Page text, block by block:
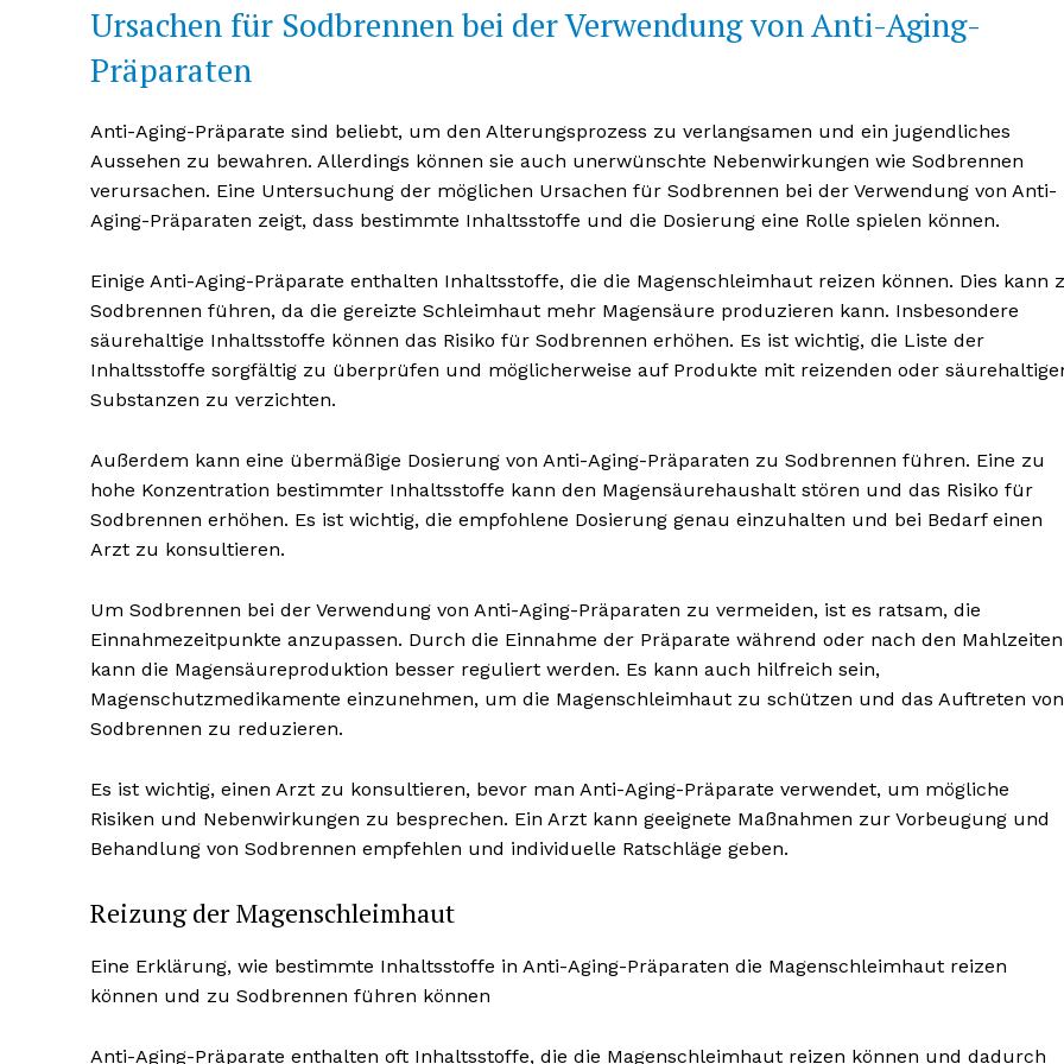
Ursachen für Sodbrennen bei der Verwendung von Anti-Aging-
Präparaten
Anti-Aging-Präparate sind beliebt, um den Alterungsprozess zu verlangsamen und ein jugendliches
Aussehen zu bewahren. Allerdings können sie auch unerwünschte Nebenwirkungen wie Sodbrennen
verursachen. Eine Untersuchung der möglichen Ursachen für Sodbrennen bei der Verwendung von Anti-
Aging-Präparaten zeigt, dass bestimmte Inhaltsstoffe und die Dosierung eine Rolle spielen können.
Einige Anti-Aging-Präparate enthalten Inhaltsstoffe, die die Magenschleimhaut reizen können. Dies kann
Sodbrennen führen, da die gereizte Schleimhaut mehr Magensäure produzieren kann. Insbesondere
säurehaltige Inhaltsstoffe können das Risiko für Sodbrennen erhöhen. Es ist wichtig, die Liste der
Inhaltsstoffe sorgfältig zu überprüfen und möglicherweise auf Produkte mit reizenden oder
Substanzen zu verzichten.
Außerdem kann eine übermäßige Dosierung von Anti-Aging-Präparaten zu Sodbrennen führen. Eine zu
hohe Konzentration bestimmter Inhaltsstoffe kann den Magensäurehaushalt stören und das Risiko für
Sodbrennen erhöhen. Es ist wichtig, die empfohlene Dosierung genau einzuhalten und bei Bedarf einen
Arzt zu konsultieren.
Um Sodbrennen bei der Verwendung von Anti-Aging-Präparaten zu vermeiden, ist es ratsam, die
Einnahmezeitpunkte anzupassen. Durch die Einnahme der Präparate während oder nach den Mahlzeiten
kann die Magensäureproduktion besser reguliert werden. Es kann auch hilfreich sein,
Magenschutzmedikamente einzunehmen, um die Magenschleimhaut zu schützen und das Auftreten von
Sodbrennen zu reduzieren.
Es ist wichtig, einen Arzt zu konsultieren, bevor man Anti-Aging-Präparate verwendet, um mögliche
Risiken und Nebenwirkungen zu besprechen. Ein Arzt kann geeignete Maßnahmen zur Vorbeugung und
Behandlung von Sodbrennen empfehlen und individuelle Ratschläge geben.
Reizung der Magenschleimhaut
Eine Erklärung, wie bestimmte Inhaltsstoffe in Anti-Aging-Präparaten die Magenschleimhaut reizen
können und zu Sodbrennen führen können
Anti-Aging-Präparate enthalten oft Inhaltsstoffe, die die Magenschleimhaut reizen können und dadurch